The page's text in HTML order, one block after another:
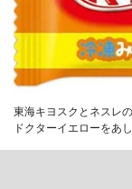
東海キヨスクとネスレの
ドクターイエローをあ